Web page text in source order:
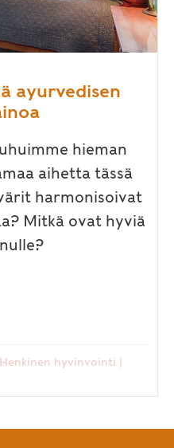
ayurvedisen
hieman
aihetta tässä
harmonisoivat
Mitkä ovat hyviä
Henkinen hyvinvointi |